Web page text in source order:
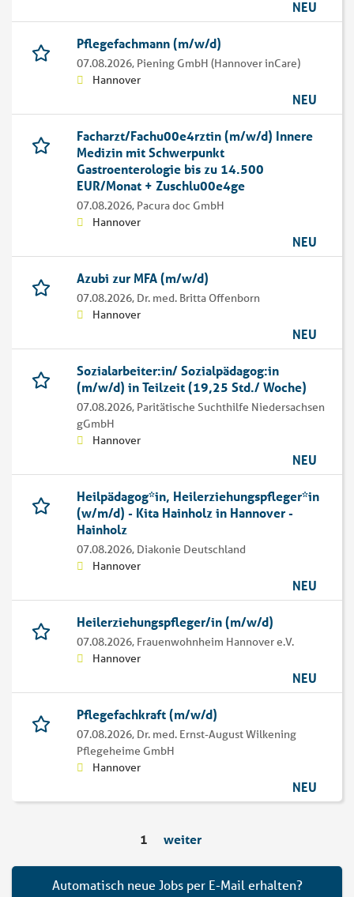
NEU
Pflegefachmann (m/w/d)
07.08.2026, Piening GmbH (Hannover inCare)
Hannover
NEU
Facharzt/Fachu00e4rztin (m/w/d) Innere
Medizin mit Schwerpunkt
Gastroenterologie bis zu 14.500
EUR/Monat + Zuschlu00e4ge
07.08.2026, Pacura doc GmbH
Hannover
NEU
Azubi zur MFA (m/w/d)
07.08.2026, Dr. med. Britta Offenborn
Hannover
NEU
Sozialarbeiter:in/ Sozialpädagog:in
(m/w/d) in Teilzeit (19,25 Std./ Woche)
07.08.2026, Paritätische Suchthilfe Niedersachsen
gGmbH
Hannover
NEU
Heilpädagog*in, Heilerziehungspfleger*in
(w/m/d) - Kita Hainholz in Hannover -
Hainholz
07.08.2026, Diakonie Deutschland
Hannover
NEU
Heilerziehungspfleger/in (m/w/d)
07.08.2026, Frauenwohnheim Hannover e.V.
Hannover
NEU
Pflegefachkraft (m/w/d)
07.08.2026, Dr. med. Ernst-August Wilkening
Pflegeheime GmbH
Hannover
NEU
1 weiter
Automatisch neue Jobs per E-Mail erhalten?